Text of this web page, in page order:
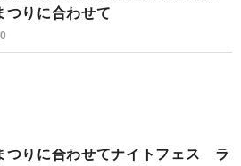
つりに合わせて
つりに合わせてナイトフェス ラ